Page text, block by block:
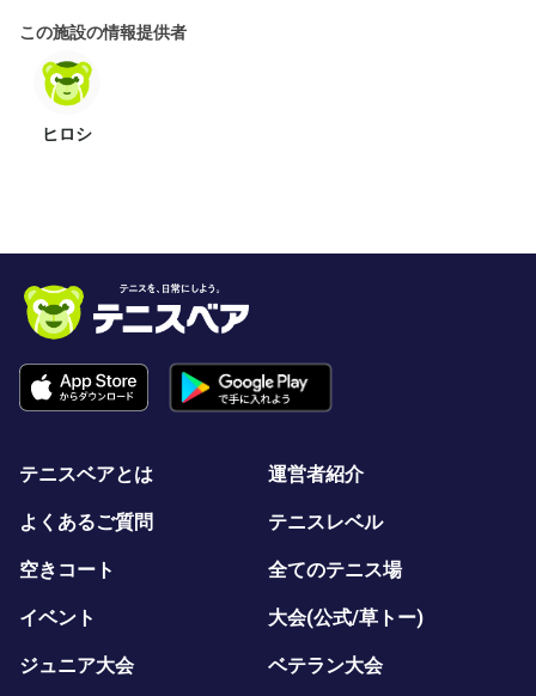
この施設の情報提供者
ヒロシ
テニスベアとは 運営者紹介
よくあるご質問 テニスレベル
空きコート 全てのテニス場
イベント 大会(公式/草トー)
ジュニア大会 ベテラン大会